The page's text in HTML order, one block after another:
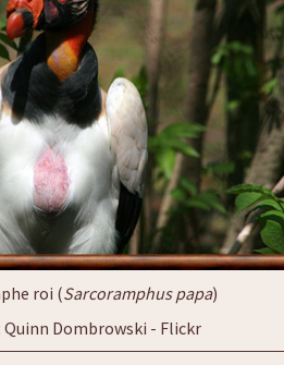
roi (Sarcoramphus papa)
Quinn Dombrowski - Flickr